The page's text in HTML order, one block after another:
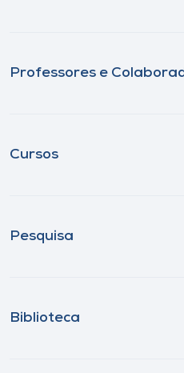
Professores e
Cursos
Pesquisa
Biblioteca